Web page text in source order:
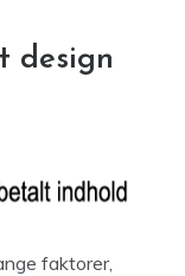
design
faktorer,